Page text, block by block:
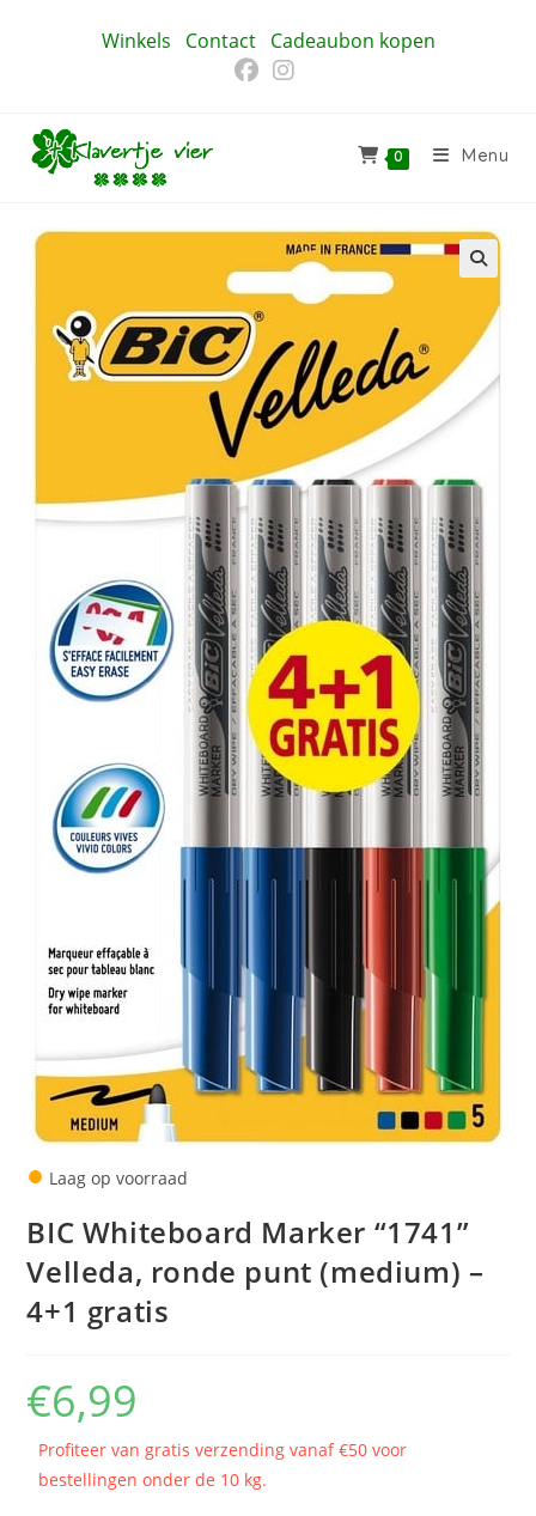
Winkels Contact Cadeaubon kopen
0 Menu
● Laag op voorraad
BIC Whiteboard Marker “1741”
Velleda, ronde punt (medium) –
4+1 gratis
€6,99
Profiteer van gratis verzending vanaf €50 voor
bestellingen onder de 10 kg.